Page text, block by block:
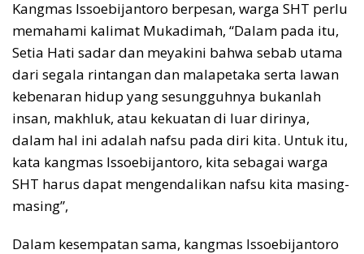
Kangmas Issoebijantoro berpesan, warga SHT perlu
memahami kalimat Mukadimah, “Dalam pada itu,
Setia Hati sadar dan meyakini bahwa sebab utama
dari segala rintangan dan malapetaka serta lawan
kebenaran hidup yang sesungguhnya bukanlah
insan, makhluk, atau kekuatan di luar dirinya,
dalam hal ini adalah nafsu pada diri kita. Untuk itu,
kata kangmas Issoebijantoro, kita sebagai warga
SHT harus dapat mengendalikan nafsu kita masing-
masing”,
Dalam kesempatan sama, kangmas Issoebijantoro